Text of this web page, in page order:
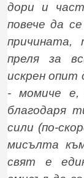
дори и
повече да
преля за
искрен опит
- момиче
благодаря
сили (по-
мисълта
свят е